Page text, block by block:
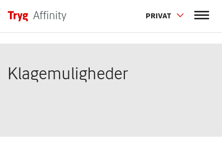
PRIVAT
Klagemuligheder